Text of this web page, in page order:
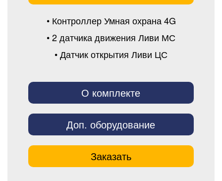
• Контроллер Умная охрана 4G
• 2 датчика движения Ливи МС
• Датчик открытия Ливи ЦС
О комплекте
Доп. оборудование
Заказать